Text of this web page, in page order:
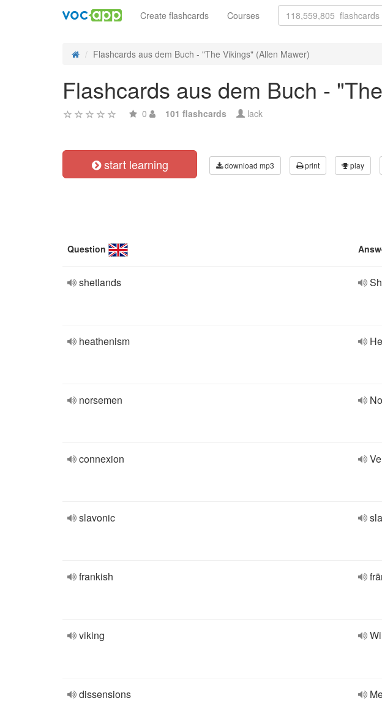
Create flashcards Courses
Flashcards aus dem Buch - "The Vikings" (Allen Mawer)
Flashcards aus dem Buch -
0 101 flashcards lack
start learning download mp3 print play
Question
shetlands
heathenism
norsemen
connexion
slavonic
frankish
viking
dissensions